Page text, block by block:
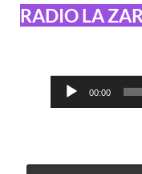
RADIO LA
Reproductor
00:00